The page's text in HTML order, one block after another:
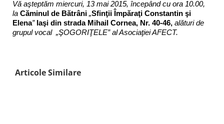
Vă aşteptăm miercuri, 13 mai 2015, începând cu ora 10.00,
la Căminul de Bătrâni „Sfinţii Împăraţi Constantin şi
Elena”Iaşi din strada Mihail Cornea, Nr. 40-46, alături de
grupul vocal „ŞOGORIŢELE”al Asociaţiei AFECT.
Articole Similare